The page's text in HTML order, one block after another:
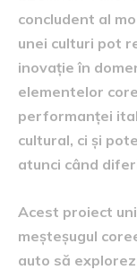
concludent al
unei culturi pot
inovație în
elementelor
performanței
cultural, ci și
atunci când
Acest proiect
meșteșugul
auto să